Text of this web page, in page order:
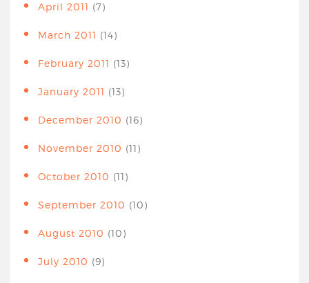
April 2011 (7)
March 2011 (14)
February 2011 (13)
January 2011 (13)
December 2010 (16)
November 2010 (11)
October 2010 (11)
September 2010 (10)
August 2010 (10)
July 2010 (9)